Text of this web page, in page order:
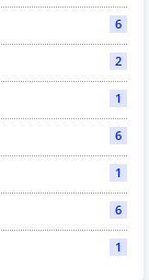
6
2
1
6
1
6
1